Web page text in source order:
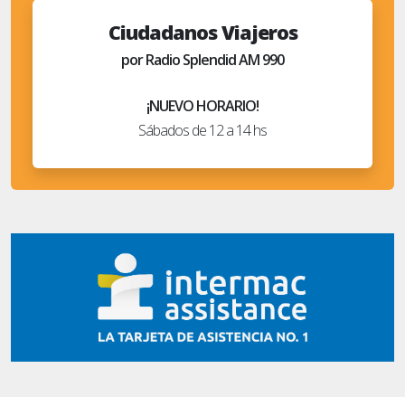
Ciudadanos Viajeros
por Radio Splendid AM 990
¡NUEVO HORARIO!
Sábados de 12 a 14 hs